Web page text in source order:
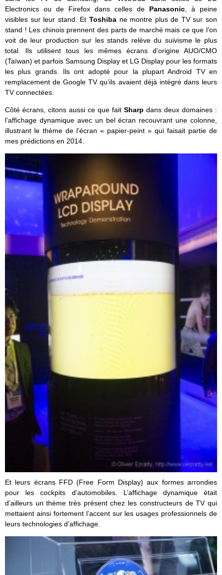
Electronics ou de Firefox dans celles de Panasonic , à peine
visibles sur leur stand. Et Toshibane montre plus de TV sur son
stand ! Les chinois prennent des parts de marché mais ce que l’on
voit de leur production sur les stands relève du suivisme le plus
total. Ils utilisent tous les mêmes écrans d’origine AUO/CMO
(Taïwan) et parfois Samsung Display et LG Display pour les formats
les plus grands. Ils ont adopté pour la plupart Android TV en
remplacement de Google TV qu’ils avaient déjà intégré dans leurs
TV connectées.
Côté écrans, citons aussi ce que fait Sharp dans deux domaines :
l’affichage dynamique avec un bel écran recouvrant une colonne,
illustrant le thème de l’écran « papier-peint » qui faisait partie de
mes prédictions en 2014.
Et leurs écrans FFD (Free Form Display) aux formes arrondies
pour les cockpits d’automobiles. L’affichage dynamique était
d’ailleurs un thème très présent chez les constructeurs de TV qui
mettaient ainsi fortement l’accent sur les usages professionnels de
leurs technologies d’affichage.